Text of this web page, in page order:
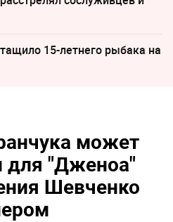
15-летнего рыбака на
может
для "Дженоа"
Шевченко